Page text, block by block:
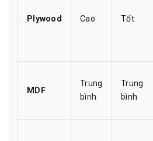
Plywood Cao Tốt
MDF
Trung
bình
Trung
bình